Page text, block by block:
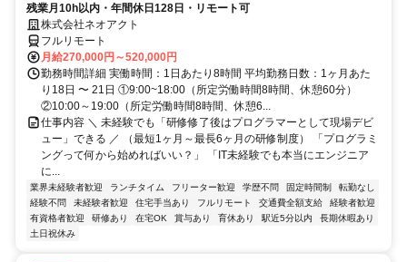
残業月10h以内・年間休日128日・リモート可
株式会社ネオアクト
フルリモート
月給270,000円～520,000円
勤務時間詳細 実働時間：1日あたり8時間 平均勤務日数：1ヶ月あた
り18日 〜 21日 ①9:00~18:00（所定労働時間8時間、休憩60分）
②10:00～19:00（所定労働時間8時間、休憩6...
仕事内容 ＼ 未経験でも「研修修了後はプログラマーとして現場デビ
ュー」できる ／ （最短1ヶ月～最長6ヶ月の研修制度） 「プログラミ
ングって何から始めればいい？」 「IT未経験でも本当にエンジニア
に...
業界未経験者歓迎 ランチタイム フリーター歓迎 学歴不問 固定時間制
転勤なし
経験不問
未経験者歓迎 住宅手当あり フルリモート 交通費全額支給
経験者歓迎
有資格者歓迎
研修あり 在宅OK 賞与あり 育休あり 駅近5分以内
長期休暇あり
土日祝休み